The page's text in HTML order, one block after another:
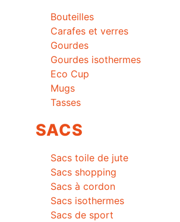
Bouteilles
Carafes et verres
Gourdes
Gourdes isothermes
Eco Cup
Mugs
Tasses
SACS
Sacs toile de jute
Sacs shopping
Sacs à cordon
Sacs isothermes
Sacs de sport